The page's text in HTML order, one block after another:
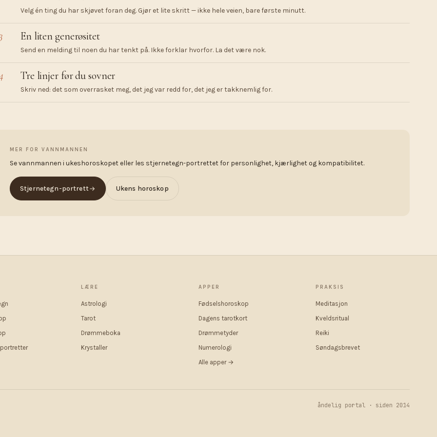
Velg én ting du har skjøvet foran deg. Gjør et lite skritt — ikke hele veien, bare første minutt.
En liten generøsitet
Send en melding til noen du har tenkt på. Ikke forklar hvorfor. La det være nok.
Tre linjer før du sovner
Skriv ned: det som overrasket meg, det jeg var redd for, det jeg er takknemlig for.
MER FOR VANNMANNEN
Se vannmannen i ukeshoroskopet eller les stjernetegn-portrettet for personlighet, kjærlighet og kompatibilitet.
Stjernetegn-portrett Ukens horoskop
LÆRE
Astrologi
Tarot
Drømmeboka
Krystaller
APPER
Fødselshoroskop
Dagens tarotkort
Drømmetyder
Numerologi
Alle apper →
PRAKSIS
Meditasjon
Kveldsritual
Reiki
Søndagsbrevet
åndelig portal · siden 2014